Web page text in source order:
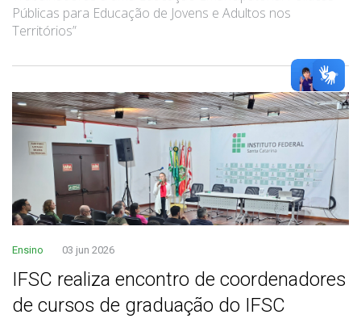
Públicas para Educação de Jovens e Adultos nos
Territórios”
Ensino 03 jun 2026
IFSC realiza encontro de coordenadores
de cursos de graduação do IFSC